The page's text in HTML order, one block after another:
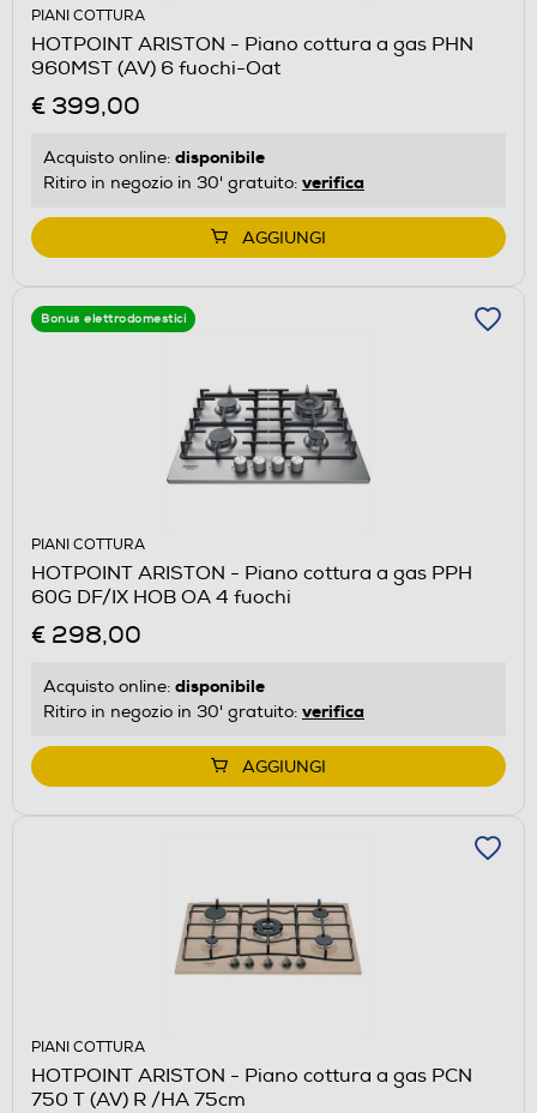
PIANI COTTURA
HOTPOINT ARISTON - Piano cottura a gas PHN
960MST (AV) 6 fuochi-Oat
€ 399,00
Acquisto online: disponibile
Ritiro in negozio in 30' gratuito: verifica
AGGIUNGI
Bonus elettrodomestici
PIANI COTTURA
HOTPOINT ARISTON - Piano cottura a gas PPH
60G DF/IX HOB OA 4 fuochi
€ 298,00
Acquisto online: disponibile
Ritiro in negozio in 30' gratuito: verifica
AGGIUNGI
PIANI COTTURA
HOTPOINT ARISTON - Piano cottura a gas PCN
750 T (AV) R /HA 75cm